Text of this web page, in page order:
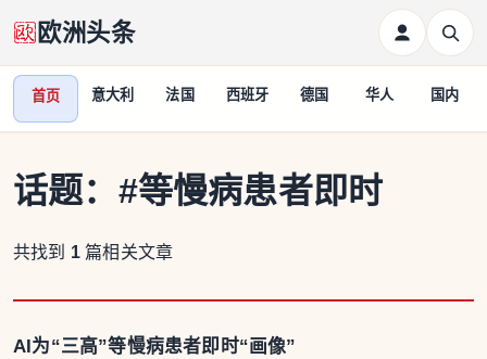
欧洲头条
首页 意大利 法国 西班牙 德国 华人 国内
话题： #等慢病患者即时
共找到 1 篇相关文章
AI为“三高”等慢病患者即时“画像”